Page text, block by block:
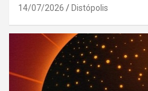
14/07/2026 Distópolis